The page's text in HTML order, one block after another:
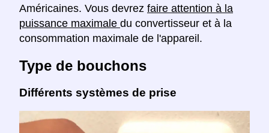
Américaines. Vous devrez faire attention à la
puissance maximale du convertisseur et à la
consommation maximale de l'appareil.
Type de bouchons
Différents systèmes de prise